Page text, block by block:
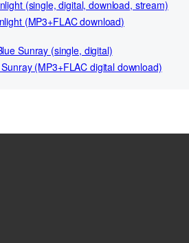
(MP3+FLAC download)
(MP3+FLAC digital download)